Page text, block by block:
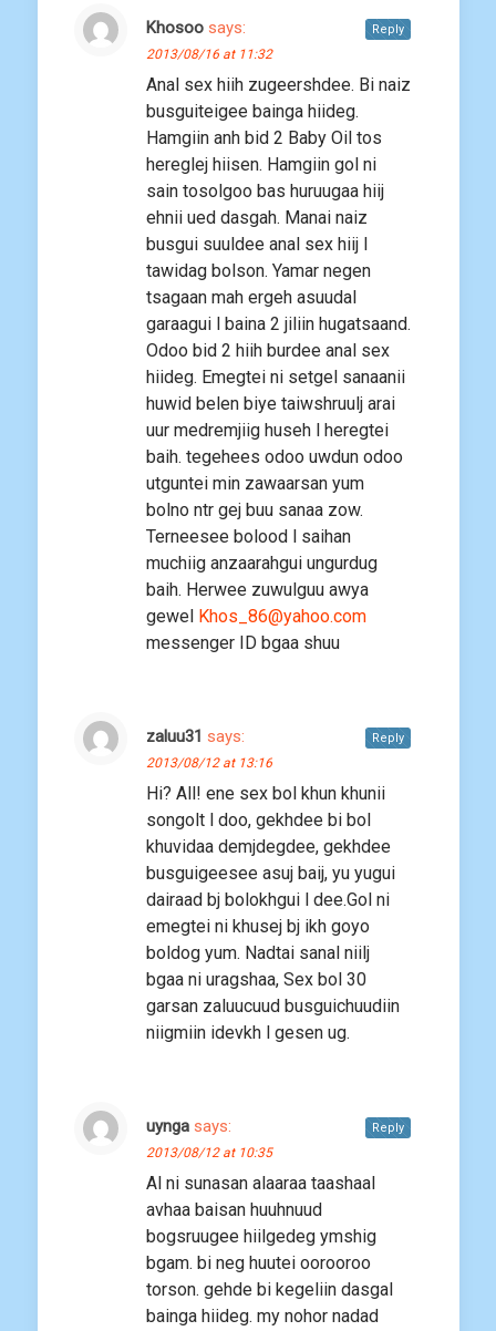
Khosoo says:
2013/08/16 at 11:32
Anal sex hiih zugeershdee. Bi naiz
busguiteigee bainga hiideg.
Hamgiin anh bid 2 Baby Oil tos
hereglej hiisen. Hamgiin gol ni
sain tosolgoo bas huruugaa hiij
ehnii ued dasgah. Manai naiz
busgui suuldee anal sex hiij l
tawidag bolson. Yamar negen
tsagaan mah ergeh asuudal
garaagui l baina 2 jiliin hugatsaand.
Odoo bid 2 hiih burdee anal sex
hiideg. Emegtei ni setgel sanaanii
huwid belen biye taiwshruulj arai
uur medremjiig huseh l heregtei
baih. tegehees odoo uwdun odoo
utguntei min zawaarsan yum
bolno ntr gej buu sanaa zow.
Terneesee bolood l saihan
muchiig anzaarahgui ungurdug
baih. Herwee zuwulguu awya
gewel Khos_86@yahoo.com
messenger ID bgaa shuu
Reply
zaluu31 says:
2013/08/12 at 13:16
Hi? All! ene sex bol khun khunii
songolt l doo, gekhdee bi bol
khuvidaa demjdegdee, gekhdee
busguigeesee asuj baij, yu yugui
dairaad bj bolokhgui l dee.Gol ni
emegtei ni khusej bj ikh goyo
boldog yum. Nadtai sanal niilj
bgaa ni uragshaa, Sex bol 30
garsan zaluucuud busguichuudiin
niigmiin idevkh l gesen ug.
Reply
uynga says:
2013/08/12 at 10:35
Al ni sunasan alaaraa taashaal
avhaa baisan huuhnuud
bogsruugee hiilgedeg ymshig
bgam. bi neg huutei oorooroo
torson. gehde bi kegeliin dasgal
bainga hiideg. my nohor nadad
Reply